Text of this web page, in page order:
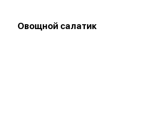
Овощной салатик